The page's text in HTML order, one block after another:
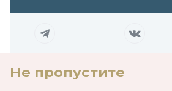
Не пропустите